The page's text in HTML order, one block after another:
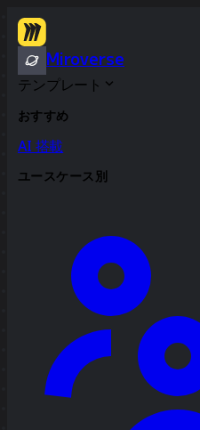
Miroverse
テンプレート
おすすめ
AI 搭載
ユースケース別